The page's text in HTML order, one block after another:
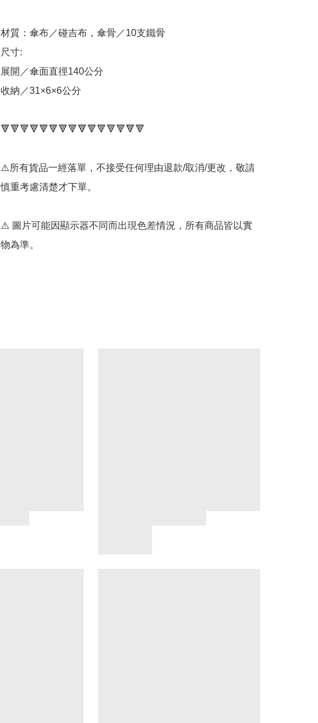
材質：傘布／碰吉布，傘骨／10支鐵骨
尺寸:
展開／傘面直徑140公分
收納／31×6×6公分
🔻🔻🔻🔻🔻🔻🔻🔻🔻🔻🔻🔻🔻🔻🔻
⚠️所有貨品一經落單，不接受任何理由退款/取消/更改，敬請
慎重考慮清楚才下單。
⚠️ 圖片可能因顯示器不同而出現色差情況，所有商品皆以實